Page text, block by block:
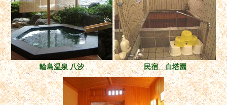
輪島温泉 八汐 民宿 白塔園